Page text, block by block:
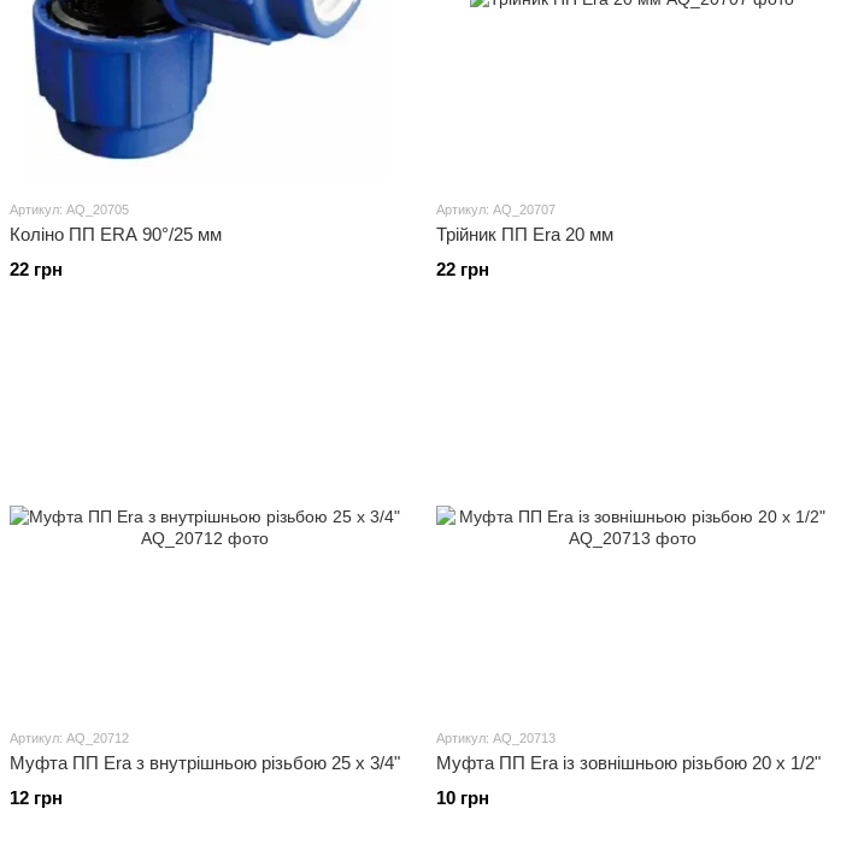
Артикул: AQ_20705
Коліно ПП ERA 90°/25 мм
22 грн
Артикул: AQ_20707
Трійник ПП Era 20 мм
22 грн
Артикул: AQ_20712
Муфта ПП Era з внутрішньою різьбою 25 x 3/4"
12 грн
Артикул: AQ_20713
Муфта ПП Era із зовнішньою різьбою 20 x 1/2"
10 грн